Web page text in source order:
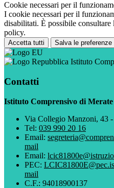
Cookie necessari per il
I cookie necessari per il
disabilitati. È possibile
policy.
Accetta tutti Salva le preferenze
Istituto
Contatti
Istituto Comprensivo di Merate
Via Collegio Manzoni, 43
Tel: 039 990 20 16
Email:
mail
Email:
PEC:
mail
C.F.: 94018900137